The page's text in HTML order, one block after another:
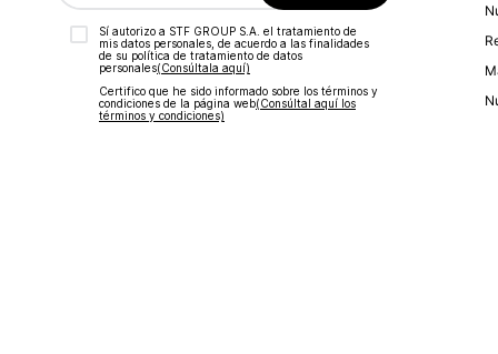
Sí autorizo a STF GROUP S.A. el tratamiento de
mis datos personales, de acuerdo a las finalidades
de su política de tratamiento de datos
personales‎(Consúltala aquí)
Certifico que he sido informado sobre los términos y
condiciones de la página web‎(Consúltal aquí los
términos y condiciones)